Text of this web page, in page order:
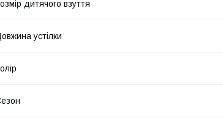
дитячого взуття
устілки